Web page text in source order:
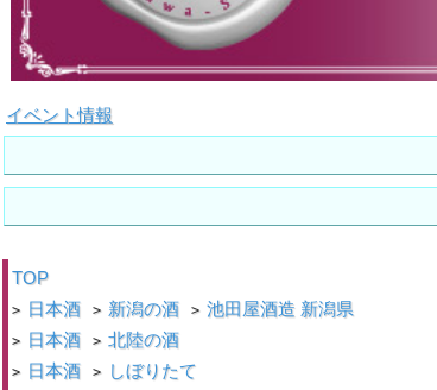
イベント情報
TOP
> 日本酒 > 新潟の酒 > 池田屋酒造 新潟県
> 日本酒 > 北陸の酒
> 日本酒 > しぼりたて